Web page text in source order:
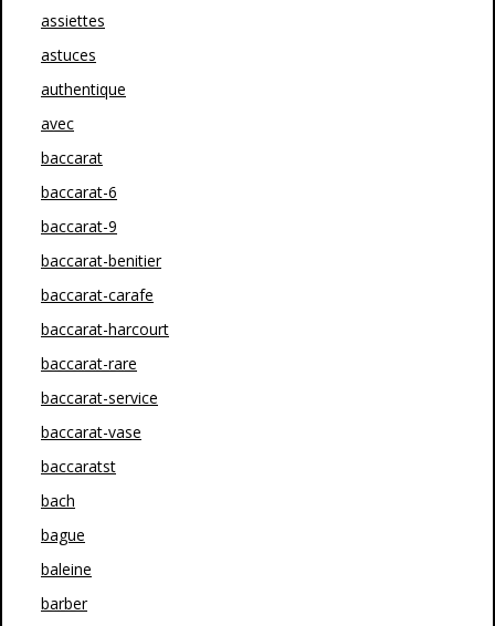
assiettes
astuces
authentique
avec
baccarat
baccarat-6
baccarat-9
baccarat-benitier
baccarat-carafe
baccarat-harcourt
baccarat-rare
baccarat-service
baccarat-vase
baccaratst
bach
bague
baleine
barber